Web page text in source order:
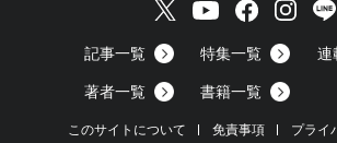
記事一覧 特集一覧 連
著者一覧 書籍一覧
このサイトについて 免責事項 プライ